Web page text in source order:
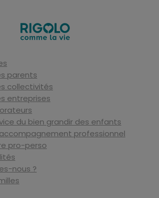
parents
collectivités
entreprises
du bien grandir des enfants
professionnel
pro-perso
nous ?